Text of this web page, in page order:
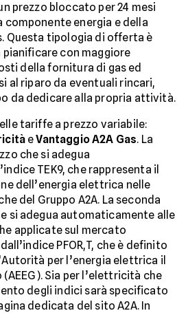
prezzo bloccato per 24 mesi
energia e della
Questa tipologia di offerta è
con maggiore
della fornitura di gas ed
al riparo da eventuali rincari,
da dedicare alla propria attività.
tariffe a prezzo variabile:
eVantaggio A2A Gas. La
che si adegua
TEK9, che rappresenta il
dell’energia elettrica nelle
del Gruppo A2A. La seconda
si adegua automaticamente alle
applicate sul mercato
PFOR,T, che è definito
per l’energia elettrica il
Sia per l’elettricità che
degli indici sarà specificato
dedicata del sito A2A. In